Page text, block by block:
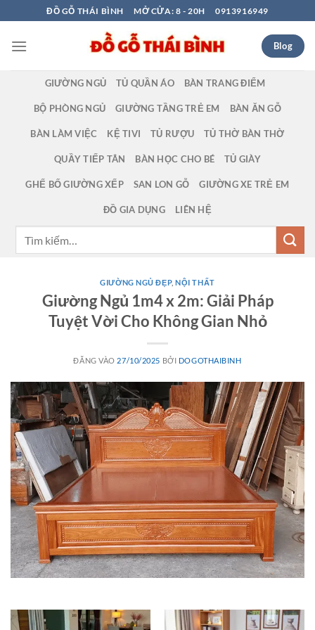
qua
nội
ĐỒ GỖ THÁI BÌNH MỞ CỬA: 8 - 20H 0913916949
Blog
GIƯỜNG NGỦ TỦ QUẦN ÁO BÀN TRANG ĐIỂM
BỘ PHÒNG NGỦ GIƯỜNG TẦNG TRẺ EM BÀN ĂN GỖ
BÀN LÀM VIỆC KỆ TIVI TỦ RƯỢU TỦ THỜ BÀN THỜ
QUẦY TIẾP TÂN BÀN HỌC CHO BÉ TỦ GIÀY
GHẾ BỐ GIƯỜNG XẾP SAN LON GỖ GIƯỜNG XE TRẺ EM
ĐỒ GIA DỤNG LIÊN HỆ
GIƯỜNG NGỦ ĐẸP,NỘI THẤT
Giường Ngủ 1m4 x 2m: Giải Pháp
Tuyệt Vời Cho Không Gian Nhỏ
ĐĂNG VÀO 27/10/2025 BỞI DOGOTHAIBINH